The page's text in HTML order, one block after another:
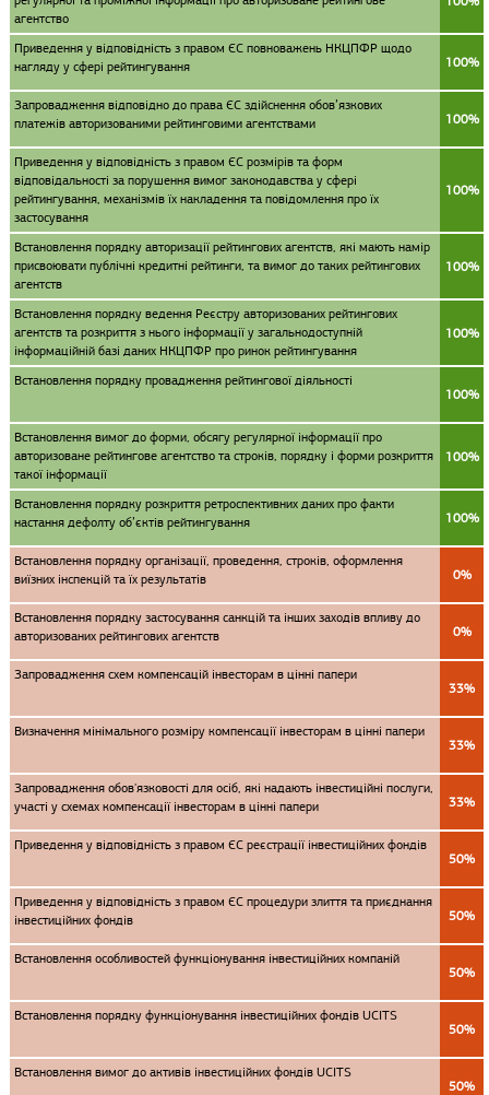
агентство
Приведення у відповідність з правом ЄС повноважень НКЦПФР щодо
нагляду у сфері рейтингування
100%
Запровадження відповідно до права ЄС здійснення обов’язкових
платежів авторизованими рейтинговими агентствами
100%
Приведення у відповідність з правом ЄС розмірів та форм
відповідальності за порушення вимог законодавства у сфері
рейтингування, механізмів їх накладення та повідомлення про їх
застосування
100%
Встановлення порядку авторизації рейтингових агентств, які мають намір
присвоювати публічні кредитні рейтинги, та вимог до таких рейтингових
агентств
100%
Встановлення порядку ведення Реєстру авторизованих рейтингових
агентств та розкриття з нього інформації у загальнодоступній
інформаційній базі даних НКЦПФР про ринок рейтингування
100%
Встановлення порядку провадження рейтингової діяльності
100%
Встановлення вимог до форми, обсягу регулярної інформації про
авторизоване рейтингове агентство та строків, порядку і форми розкриття
такої інформації
100%
Встановлення порядку розкриття ретроспективних даних про факти
настання дефолту об’єктів рейтингування
100%
Встановлення порядку організації, проведення, строків, оформлення
виїзних інспекцій та їх результатів
0%
Встановлення порядку застосування санкцій та інших заходів впливу до
авторизованих рейтингових агентств
0%
Запровадження схем компенсацій інвесторам в цінні папери
33%
Визначення мінімального розміру компенсації інвесторам в цінні папери
33%
Запровадження обов'язковості для осіб, які надають інвестиційні послуги,
участі у схемах компенсації інвесторам в цінні папери
33%
Приведення у відповідність з правом ЄС реєстрації інвестиційних фондів
50%
Приведення у відповідність з правом ЄС процедури злиття та приєднання
інвестиційних фондів
50%
Встановлення особливостей функціонування інвестиційних компаній
50%
Встановлення порядку функціонування інвестиційних фондів UCITS
50%
Встановлення вимог до активів інвестиційних фондів UCITS
50%